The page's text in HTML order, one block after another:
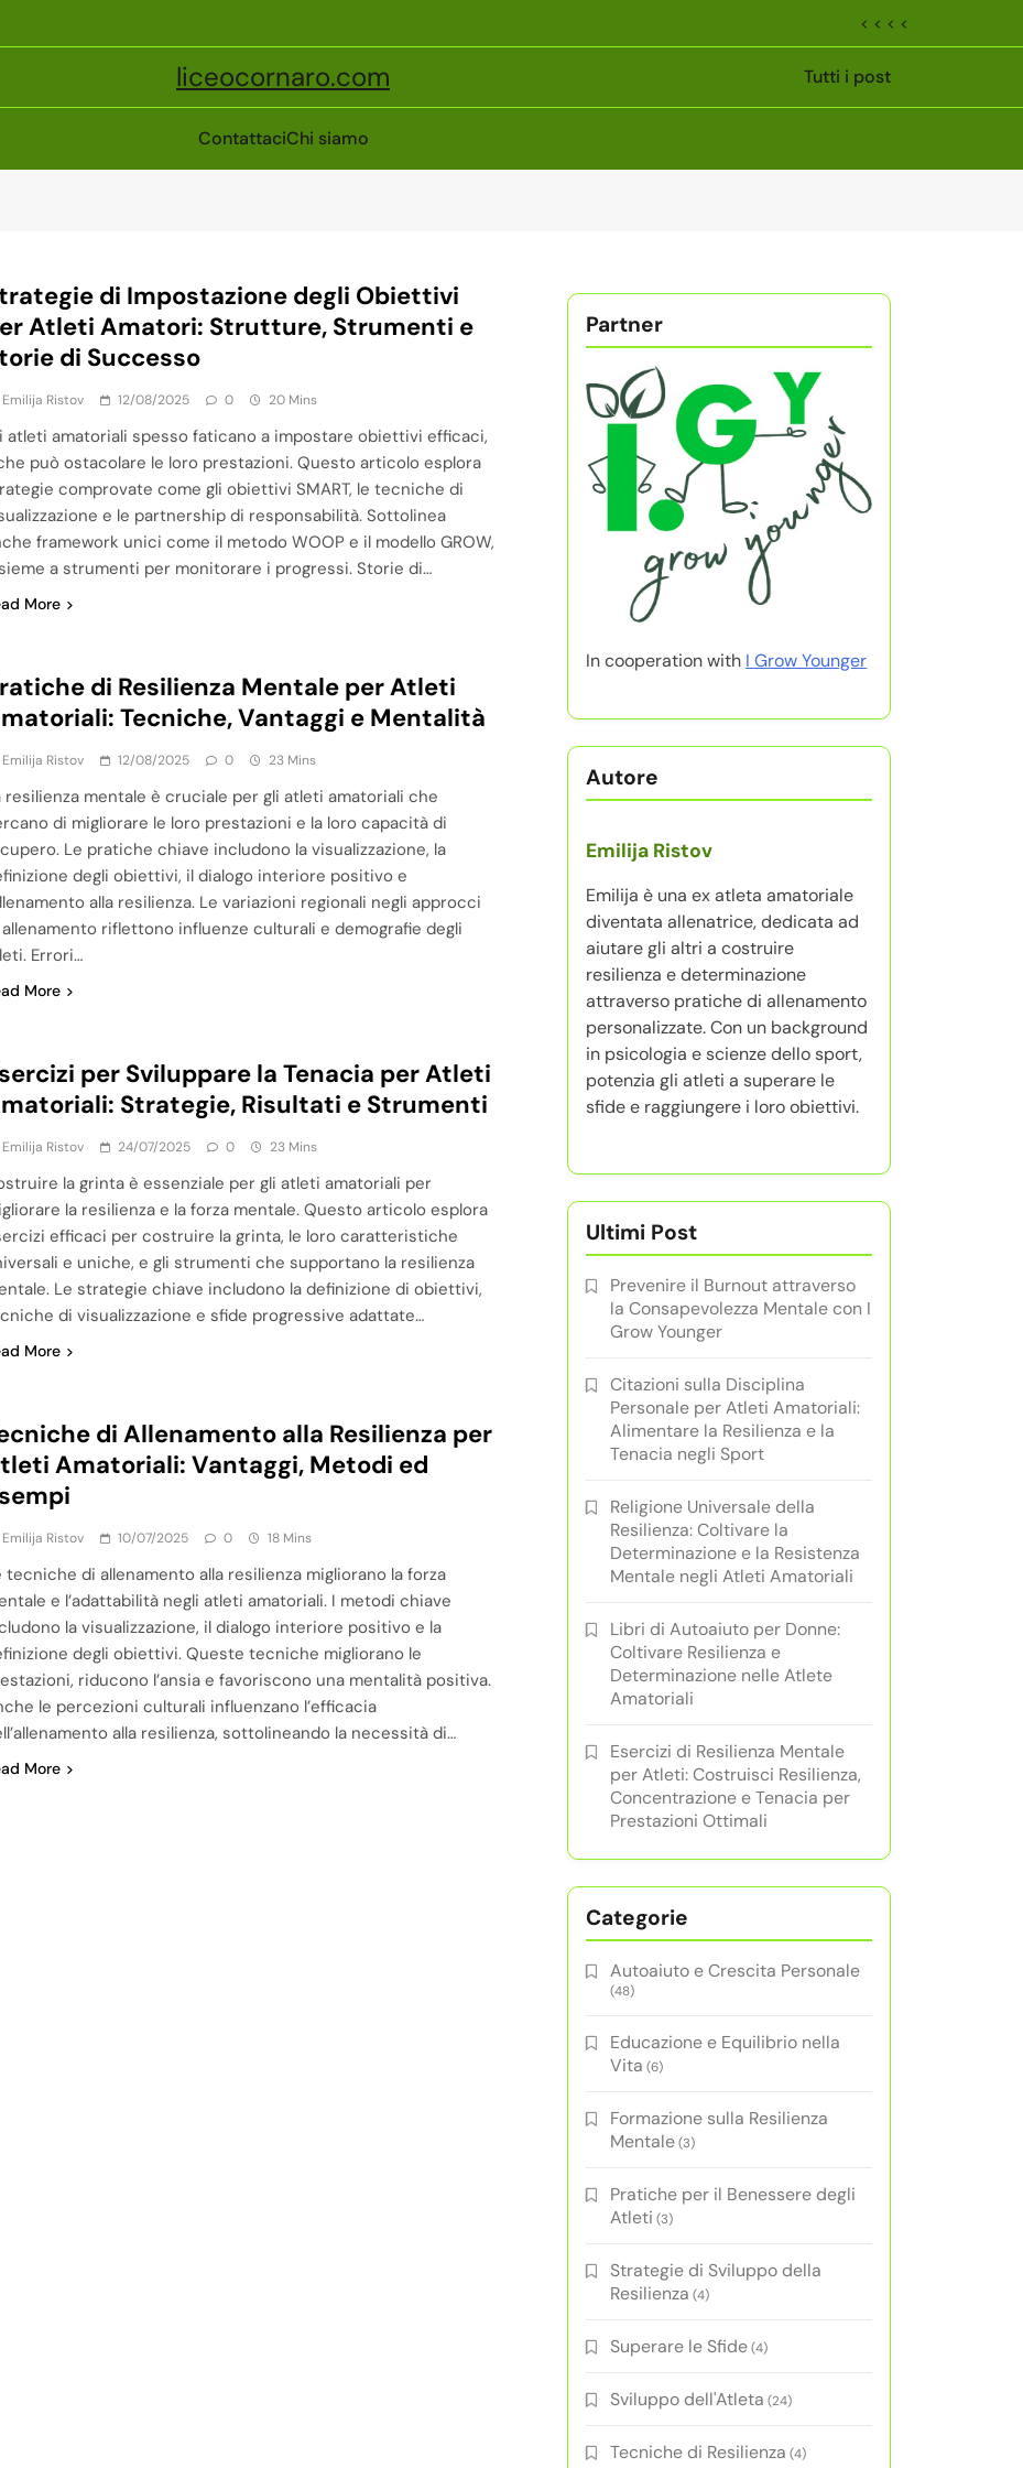
< < < <
liceocornaro.com Tutti i post
ContattaciChi siamo
di Impostazione degli Obiettivi
Atleti Amatori: Strutture, Strumenti e
di Successo
Emilija Ristov 12/08/2025 0 20 Mins
atleti amatoriali spesso faticano a impostare obiettivi efficaci,
può ostacolare le loro prestazioni. Questo articolo esplora
comprovate come gli obiettivi SMART, le tecniche di
e le partnership di responsabilità. Sottolinea
framework unici come il metodo WOOP e il modello GROW,
a strumenti per monitorare i progressi. Storie di…
More
di Resilienza Mentale per Atleti
Tecniche, Vantaggi e Mentalità
Emilija Ristov 12/08/2025 0 23 Mins
resilienza mentale è cruciale per gli atleti amatoriali che
di migliorare le loro prestazioni e la loro capacità di
Le pratiche chiave includono la visualizzazione, la
degli obiettivi, il dialogo interiore positivo e
alla resilienza. Le variazioni regionali negli approcci
riflettono influenze culturali e demografie degli
Errori…
More
per Sviluppare la Tenacia per Atleti
Strategie, Risultati e Strumenti
Emilija Ristov 24/07/2025 0 23 Mins
la grinta è essenziale per gli atleti amatoriali per
la resilienza e la forza mentale. Questo articolo esplora
efficaci per costruire la grinta, le loro caratteristiche
e uniche, e gli strumenti che supportano la resilienza
Le strategie chiave includono la definizione di obiettivi,
di visualizzazione e sfide progressive adattate…
More
di Allenamento alla Resilienza per
Amatoriali: Vantaggi, Metodi ed
Emilija Ristov 10/07/2025 0 18 Mins
tecniche di allenamento alla resilienza migliorano la forza
e l’adattabilità negli atleti amatoriali. I metodi chiave
la visualizzazione, il dialogo interiore positivo e la
degli obiettivi. Queste tecniche migliorano le
riducono l’ansia e favoriscono una mentalità positiva.
le percezioni culturali influenzano l’efficacia
alla resilienza, sottolineando la necessità di…
More
Partner
In cooperation with I Grow Younger
Autore
Emilija Ristov
Emilija è una ex atleta amatoriale
diventata allenatrice, dedicata ad
aiutare gli altri a costruire
resilienza e determinazione
attraverso pratiche di allenamento
personalizzate. Con un background
in psicologia e scienze dello sport,
potenzia gli atleti a superare le
sfide e raggiungere i loro obiettivi.
Ultimi Post
Prevenire il Burnout attraverso
la Consapevolezza Mentale con I
Grow Younger
Citazioni sulla Disciplina
Personale per Atleti Amatoriali:
Alimentare la Resilienza e la
Tenacia negli Sport
Religione Universale della
Resilienza: Coltivare la
Determinazione e la Resistenza
Mentale negli Atleti Amatoriali
Libri di Autoaiuto per Donne:
Coltivare Resilienza e
Determinazione nelle Atlete
Amatoriali
Esercizi di Resilienza Mentale
per Atleti: Costruisci Resilienza,
Concentrazione e Tenacia per
Prestazioni Ottimali
Categorie
Autoaiuto e Crescita Personale
(48)
Educazione e Equilibrio nella
Vita (6)
Formazione sulla Resilienza
Mentale(3)
Pratiche per il Benessere degli
Atleti (3)
Strategie di Sviluppo della
Resilienza (4)
Superare le Sfide(4)
Sviluppo dell'Atleta (24)
Tecniche di Resilienza (4)